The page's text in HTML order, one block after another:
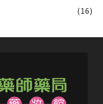
(16)